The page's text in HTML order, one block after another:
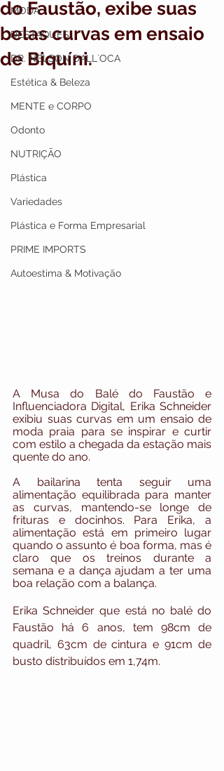
MODA
DESTAQUES
DR. NELSON DALL`OCA
Estética & Beleza
MENTE e CORPO
Odonto
NUTRIÇÃO
Plástica
Variedades
Plástica e Forma Empresarial
PRIME IMPORTS
Autoestima & Motivação
do Faustão, exibe suas
belas curvas em ensaio
de Biquíni.
A Musa do Balé do Faustão e
Influenciadora Digital, Erika Schneider
exibiu suas curvas em um ensaio de
moda praia para se inspirar e curtir
com estilo a chegada da estação mais
quente do ano.
A bailarina tenta seguir uma
alimentação equilibrada para manter
as curvas, mantendo-se longe de
frituras e docinhos. Para Erika, a
alimentação está em primeiro lugar
quando o assunto é boa forma, mas é
claro que os treinos durante a
semana e a dança ajudam a ter uma
boa relação com a balança.
Erika Schneider que está no balé do
Faustão há 6 anos, tem 98cm de
quadril, 63cm de cintura e 91cm de
busto distribuídos em 1,74m.